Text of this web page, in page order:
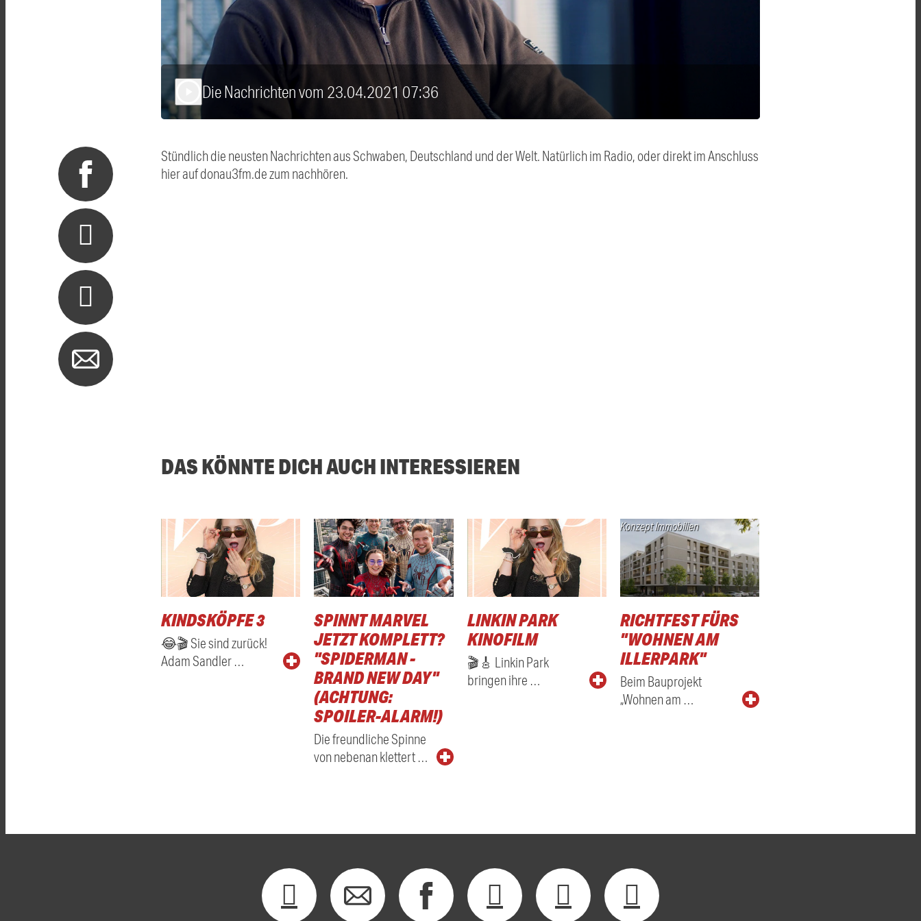
Die Nachrichten vom 23.04.2021 07:36
Stündlich die neusten Nachrichten aus Schwaben, Deutschland und der Welt. Natürlich im Radio, oder direkt im Anschluss
hier auf donau3fm.de zum nachhören.
DAS KÖNNTE DICH AUCH INTERESSIEREN
KINDSKÖPFE 3
😂🎬 Sie sind zurück!
Adam Sandler …
SPINNT MARVEL
JETZT KOMPLETT?
"SPIDERMAN -
BRAND NEW DAY"
(ACHTUNG:
SPOILER-ALARM!)
Die freundliche Spinne
von nebenan klettert …
LINKIN PARK
KINOFILM
🎬🎸 Linkin Park
bringen ihre …
Konzept Immobilien
RICHTFEST FÜRS
"WOHNEN AM
ILLERPARK"
Beim Bauprojekt
„Wohnen am …